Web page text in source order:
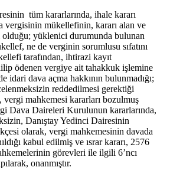
tüm kararlarında, ihale kararı
vergisinin mükellefinin, kararı alan ve
olduğu; yüklenici durumunda bulunan
ne de verginin sorumlusu sıfatını
tarafından, ihtirazi kayıt
ödenen vergiye ait tahakkuk işlemine
idari dava açma hakkının bulunmadığı;
reddedilmesi gerektiği
vergi mahkemesi kararları bozulmuş
Dava Daireleri Kurulunun kararlarında,
Danıştay Yedinci Dairesinin
olarak, vergi mahkemesinin davada
kabul edilmiş ve ısrar kararı, 2576
görevleri ile ilgili 6’ncı
onanmıştır.